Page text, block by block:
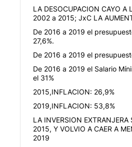
LA DESOCUPACION CAYO A
2002 a 2015; JxC LA
De 2016 a 2019 el
27,6%.
De 2016 a 2019 el
De 2016 a 2019 el Salario
el 31%
2015,INFLACION: 26,9%
2019,INFLACION: 53,8%
LA INVERSION
2015, Y VOLVIO A CAER A
2019